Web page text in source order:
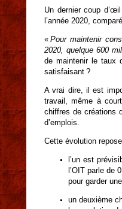
Un dernier coup
l’année 2020,
« Pour maintenir
2020, quelque 600
de maintenir le taux
satisfaisant ?
A vrai dire, il est
travail, même à
chiffres de créations
d’emplois.
Cette évolution
l’un est
l’OIT parle de
pour garder
un deuxième